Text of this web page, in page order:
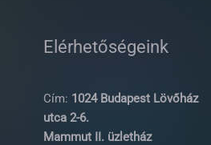
Elérhetőségeink
Cím: 1024 Budapest Lövőház
utca 2-6.
Mammut II. üzletház